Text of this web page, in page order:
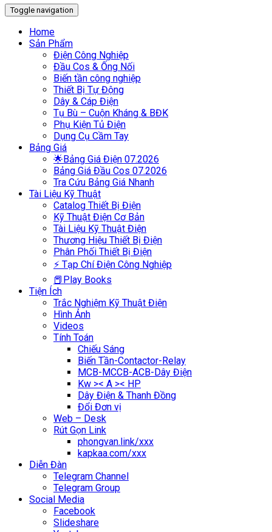
Toggle navigation
Home
Sản Phẩm
Điện Công Nghiệp
Đầu Cos & Ống Nối
Biến tần công nghiệp
Thiết Bị Tự Động
Dây & Cáp Điện
Tụ Bù – Cuộn Kháng & BĐK
Phụ Kiện Tủ Điện
Dụng Cụ Cầm Tay
Bảng Giá
🌟Bảng Giá Điện 07.2026
Bảng Giá Đầu Cos 07.2026
Tra Cứu Bảng Giá Nhanh
Tài Liệu Kỹ Thuật
Catalog Thiết Bị Điện
Kỹ Thuật Điện Cơ Bản
Tài Liệu Kỹ Thuật Điện
Thương Hiệu Thiết Bị Điện
Phân Phối Thiết Bị Điện
⚡ Tạp Chí Điện Công Nghiệp
📕Play Books
Tiện Ích
Trắc Nghiệm Kỹ Thuật Điện
Hình Ảnh
Videos
Tính Toán
Chiếu Sáng
Biến Tần-Contactor-Relay
MCB-MCCB-ACB-Dây Điện
Kw >< A >< HP
Dây Điện & Thanh Đồng
Đổi Đơn vị
Web – Desk
Rút Gọn Link
phongvan.link/xxx
kapkaa.com/xxx
Diễn Đàn
Telegram Channel
Telegram Group
Social Media
Facebook
Slideshare